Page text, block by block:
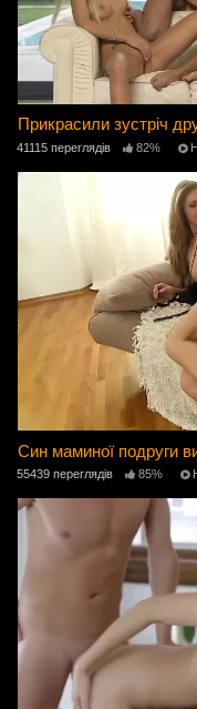
Прикрасили зустріч
41115 переглядів 82%
Син маминої подруги
55439 переглядів 85%